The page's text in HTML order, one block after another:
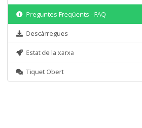
Preguntes Freqüents - FAQ
Descàrregues
Estat de la xarxa
Tiquet Obert